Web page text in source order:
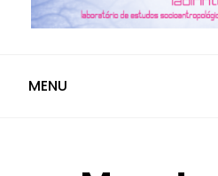
MENU